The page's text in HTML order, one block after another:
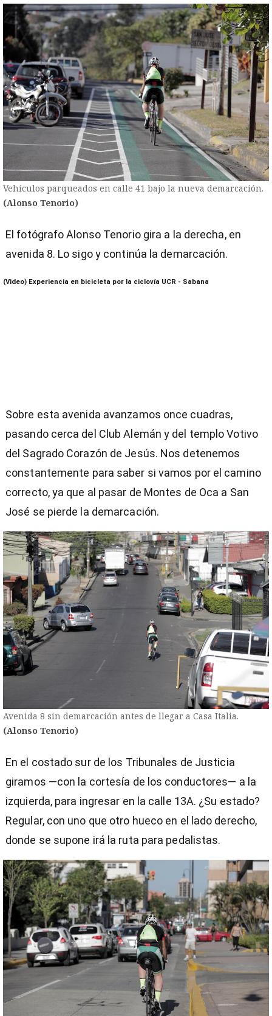
Vehículos parqueados en calle 41 bajo la nueva demarcación.
(Alonso Tenorio)
El fotógrafo Alonso Tenorio gira a la derecha, en
avenida 8. Lo sigo y continúa la demarcación.
(Video) Experiencia en bicicleta por la ciclovía UCR - Sabana
Sobre esta avenida avanzamos once cuadras,
pasando cerca del Club Alemán y del templo Votivo
del Sagrado Corazón de Jesús. Nos detenemos
constantemente para saber si vamos por el camino
correcto, ya que al pasar de Montes de Oca a San
José se pierde la demarcación.
Avenida 8 sin demarcación antes de llegar a Casa Italia.
(Alonso Tenorio)
En el costado sur de los Tribunales de Justicia
giramos —con la cortesía de los conductores— a la
izquierda, para ingresar en la calle 13A. ¿Su estado?
Regular, con uno que otro hueco en el lado derecho,
donde se supone irá la ruta para pedalistas.